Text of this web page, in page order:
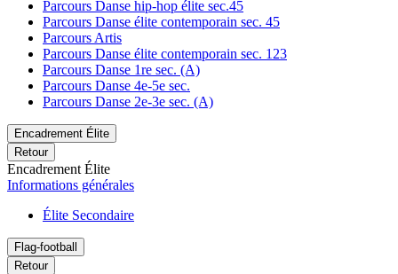
Parcours Danse hip-hop élite sec.45
Parcours Danse élite contemporain sec. 45
Parcours Artis
Parcours Danse élite contemporain sec. 123
Parcours Danse 1re sec. (A)
Parcours Danse 4e-5e sec.
Parcours Danse 2e-3e sec. (A)
Encadrement Élite
Retour
Encadrement Élite
Informations générales
Élite Secondaire
Flag-football
Retour